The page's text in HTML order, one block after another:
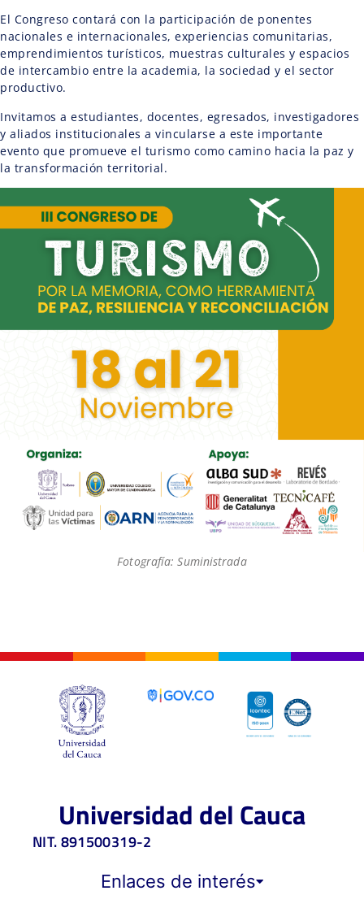
El Congreso contará con la participación de ponentes
nacionales e internacionales, experiencias comunitarias,
emprendimientos turísticos, muestras culturales y espacios
de intercambio entre la academia, la sociedad y el sector
productivo.
Invitamos a estudiantes, docentes, egresados, investigadores
y aliados institucionales a vincularse a este importante
evento que promueve el turismo como camino hacia la paz y
la transformación territorial.
Fotografía: Suministrada
Universidad del Cauca
NIT. 891500319-2
Enlaces de interés